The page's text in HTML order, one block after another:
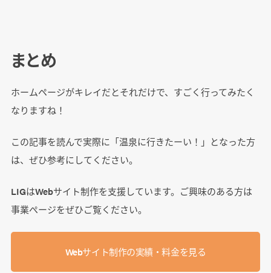
まとめ
ホームページがキレイだとそれだけで、すごく行ってみたく
なりますね！
この記事を読んで実際に「温泉に行きたーい！」となった方
は、ぜひ参考にしてください。
LIGはWebサイト制作を支援しています。ご興味のある方は
事業ぺージをぜひご覧ください。
Webサイト制作の実績・料金を見る